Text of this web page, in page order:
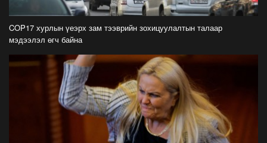
Үнийн өсөлтийг цалин хэзээ ч гүйцэхээргүй
боллоо
2022-06-30
Хурдыг 1 км/цагаар бууруулахад зам
тээврийн осол 4-5 хувиар буурдаг
2022-06-22
Завиар зам гардаг, гүүр нь нурдаг, гараж нь
усанд автдаг миний муу нийслэл хот
2022-06-20
COP17 хурлын үеэрх зам тээврийн зохицуулалтын талаар
мэдээлэл өгч байна